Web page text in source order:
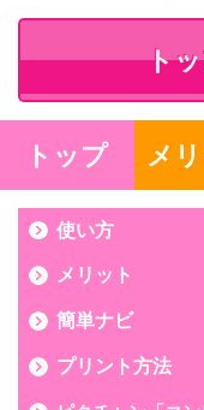
ト
トップ メ
使い方
メリット
簡単ナビ
プリント方法